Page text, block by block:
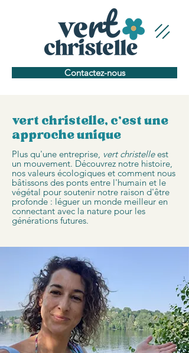
Contactez-nous
vert christelle, c'est une
approche unique
Plus qu'une entreprise, vert christelleest
un mouvement. Découvrez notre histoire,
nos valeurs écologiques et comment nous
bâtissons des ponts entre l'humain et le
végétal pour soutenir notre raison d'être
profonde : léguer un monde meilleur en
connectant avec la nature pour les
générations futures.